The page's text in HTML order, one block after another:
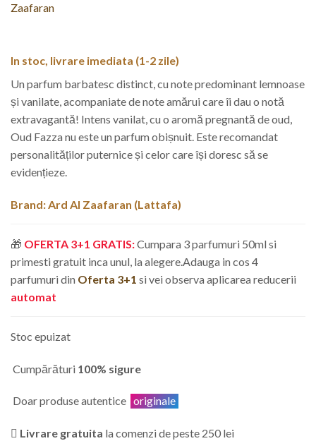
In stoc, livrare imediata (1-2 zile)
Un parfum barbatesc distinct, cu note predominant lemnoase
și vanilate, acompaniate de note amărui care îi dau o notă
extravagantă! Intens vanilat, cu o aromă pregnantă de oud,
Oud Fazza nu este un parfum obișnuit. Este recomandat
personalităților puternice și celor care își doresc să se
evidențieze.
Brand: Ard Al Zaafaran (Lattafa)
🎁 OFERTA 3+1 GRATIS:Cumpara 3 parfumuri 50ml si
primesti gratuit inca unul, la alegere.Adauga in cos 4
parfumuri din Oferta 3+1 si vei observa aplicarea reducerii
automat
Stoc epuizat
Cumpărături 100% sigure
Doar produse autentice originale
Livrare gratuita la comenzi de peste 250 lei